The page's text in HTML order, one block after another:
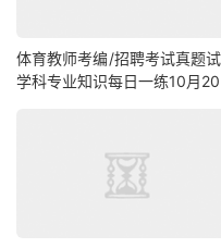
体育教师考编/招聘考试真题
学科专业知识每日一练10月20